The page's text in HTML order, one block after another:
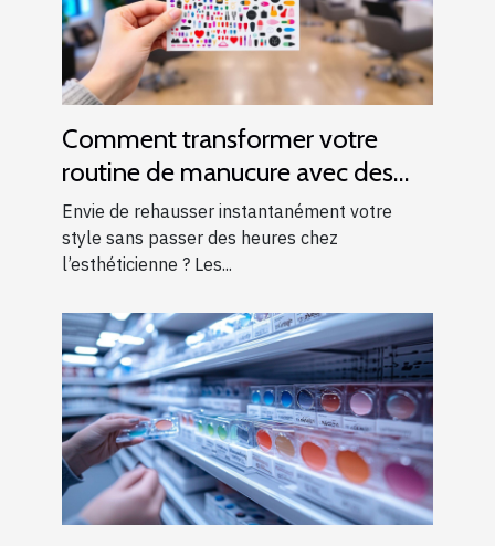
Comment transformer votre
routine de manucure avec des
autocollants pour ongles ?
Envie de rehausser instantanément votre
style sans passer des heures chez
l’esthéticienne ? Les...